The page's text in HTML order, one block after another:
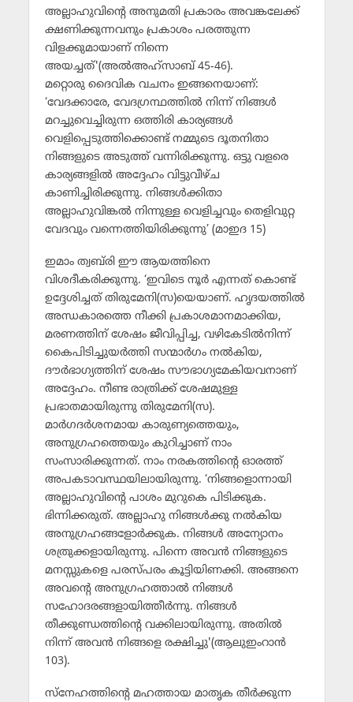
അല്ലാഹുവിന്റെ അനുമതി പ്രകാരം അവങ്കലേക്ക്
ക്ഷണിക്കുന്നവനും പ്രകാശം പരത്തുന്ന
വിളക്കുമായാണ് നിന്നെ
അയച്ചത്'(അല്‍അഹ്‌സാബ് 45-46).
മറ്റൊരു ദൈവിക വചനം ഇങ്ങനെയാണ്:
‘വേദക്കാരേ, വേദഗ്രന്ഥത്തില്‍ നിന്ന് നിങ്ങള്‍
മറച്ചുവെച്ചിരുന്ന ഒത്തിരി കാര്യങ്ങള്‍
വെളിപ്പെടുത്തിക്കൊണ്ട് നമ്മുടെ ദൂതനിതാ
നിങ്ങളുടെ അടുത്ത് വന്നിരിക്കുന്നു. ഒട്ടു വളരെ
കാര്യങ്ങളില്‍ അദ്ദേഹം വിട്ടുവീഴ്ച
കാണിച്ചിരിക്കുന്നു. നിങ്ങള്‍ക്കിതാ
അല്ലാഹുവിങ്കല്‍ നിന്നുള്ള വെളിച്ചവും തെളിവുറ്റ
വേദവും വന്നെത്തിയിരിക്കുന്നു’ (മാഇദ 15)
ഇമാം ത്വബ്‌രി ഈ ആയത്തിനെ
വിശദീകരിക്കുന്നു. ‘ഇവിടെ നൂര്‍ എന്നത് കൊണ്ട്
ഉദ്ദേശിച്ചത് തിരുമേനി(സ)യെയാണ്. ഹൃദയത്തില്‍
അന്ധകാരത്തെ നീക്കി പ്രകാശമാനമാക്കിയ,
മരണത്തിന് ശേഷം ജീവിപ്പിച്ച, വഴികേടില്‍നിന്ന്
കൈപിടിച്ചുയര്‍ത്തി സന്മാര്‍ഗം നല്‍കിയ,
ദൗര്‍ഭാഗ്യത്തിന് ശേഷം സൗഭാഗ്യമേകിയവനാണ്
അദ്ദേഹം. നീണ്ട രാത്രിക്ക് ശേഷമുള്ള
പ്രഭാതമായിരുന്നു തിരുമേനി(സ).
മാര്‍ഗദര്‍ശനമായ കാരുണ്യത്തെയും,
അനുഗ്രഹത്തെയും കുറിച്ചാണ് നാം
സംസാരിക്കുന്നത്. നാം നരകത്തിന്റെ ഓരത്ത്
അപകടാവസ്ഥയിലായിരുന്നു. ‘നിങ്ങളൊന്നായി
അല്ലാഹുവിന്റെ പാശം മുറുകെ പിടിക്കുക.
ഭിന്നിക്കരുത്. അല്ലാഹു നിങ്ങള്‍ക്കു നല്‍കിയ
അനുഗ്രഹങ്ങളോര്‍ക്കുക. നിങ്ങള്‍ അന്യോനം
ശത്രുക്കളായിരുന്നു. പിന്നെ അവന്‍ നിങ്ങളുടെ
മനസ്സുകളെ പരസ്പരം കൂട്ടിയിണക്കി. അങ്ങനെ
അവന്റെ അനുഗ്രഹത്താല്‍ നിങ്ങള്‍
സഹോദരങ്ങളായിത്തീര്‍ന്നു. നിങ്ങള്‍
തീക്കുണ്ഡത്തിന്റെ വക്കിലായിരുന്നു. അതില്‍
നിന്ന് അവന്‍ നിങ്ങളെ രക്ഷിച്ചു'(ആലുഇംറാന്‍
103).
സ്‌നേഹത്തിന്റെ മഹത്തായ മാതൃക തീര്‍ക്കുന്ന